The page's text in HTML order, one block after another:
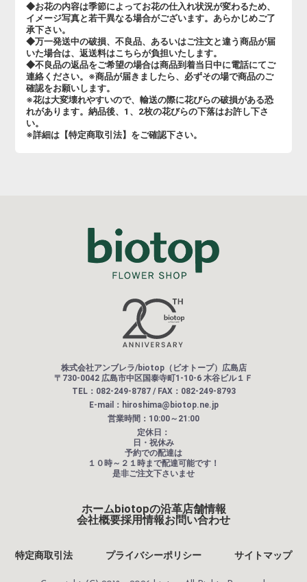
◆お花の内容は季節によってお花の仕入れ状況が変わるため、
イメージ写真と若干異なる場合がございます。あらかじめご了
承下さい。
◆万一発送中の破損、不良品、あるいはご注文と違う商品が届
いた場合は、返送料はこちらが負担いたします。
◆不良品の返品をご希望の場合は商品到着当日中に電話にてご
連絡ください。※商品が届きましたら、必ずその場で商品のご
確認をお願いします。
※花は大変壊れやすいので、輸送の際に花びらの破損がある恐
れがあります。納品後、1、2枚の花びらの下落はお許し下さ
い。
※詳細は【特定商取引法】をご確認下さい。
株式会社アンブレラ/biotop（ビオトープ）広島店
〒730-0042 広島市中区国泰寺町1-10-6 木谷ビル１Ｆ
TEL：082-249-8787 / FAX：082-249-8793
E-mail：hiroshima@biotop.ne.jp
営業時間：10:00～21:00
定休日：
日・祝休み
予約での配達は
１０時～２１時まで配達可能です！
是非ご注文下さいませ
ホームbiotopの沿革店舗情報
会社概要採用情報お問い合わせ
特定商取引法 プライバシーポリシー サイトマップ